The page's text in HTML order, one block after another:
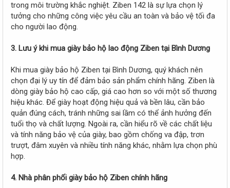
trong môi trường khắc nghiệt. Ziben 142 là sự lựa chọn lý
tưởng cho những công việc yêu cầu an toàn và bảo vệ tối đa
cho người lao động.
3. Lưu ý khi mua giày bảo hộ lao động Ziben tại Bình Dương
Khi mua giày bảo hộ Ziben tại Bình Dương, quý khách nên
chọn đại lý uy tín để đảm bảo sản phẩm chính hãng. Ziben là
dòng giày bảo hộ cao cấp, giá cao hơn so với một số thương
hiệu khác. Để giày hoạt động hiệu quả và bền lâu, cần bảo
quản đúng cách, tránh những sai lầm có thể ảnh hưởng đến
tuổi thọ và chất lượng. Ngoài ra, cần hiểu rõ về các chất liệu
và tính năng bảo vệ của giày, bao gồm chống va đập, trơn
trượt, đâm xuyên và nhiều tính năng khác, nhằm lựa chọn phù
hợp.
4. Nhà phân phối giày bảo hộ Ziben chính hãng